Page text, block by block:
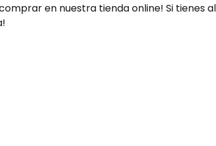
en nuestra tienda online! Si